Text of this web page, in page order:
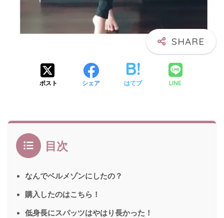
ポスト シェア はてブ LINE
目次
なんでベルメゾンにしたの？
購入したのはこちら！
低身長にスパッツはやはり長かった！